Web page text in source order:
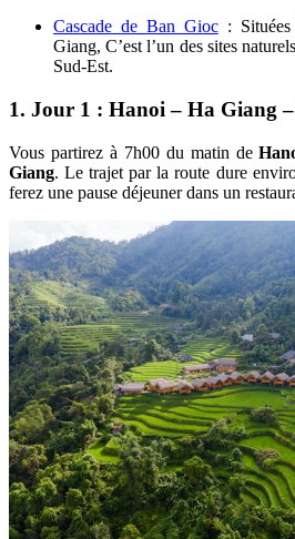
Cascade de Ban Gioc: Situées
Giang, C’est l’un des sites
Sud-Est.
1. Jour 1 : Hanoi – Ha Giang
Vous partirez à 7h00 du matin de
Giang. Le trajet par la route dure
ferez une pause déjeuner dans un